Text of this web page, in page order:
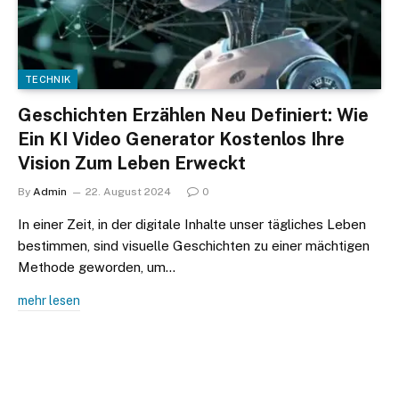
TECHNIK
Geschichten Erzählen Neu Definiert: Wie
Ein KI Video Generator Kostenlos Ihre
Vision Zum Leben Erweckt
By Admin 22. August 2024 0
In einer Zeit, in der digitale Inhalte unser tägliches Leben
bestimmen, sind visuelle Geschichten zu einer mächtigen
Methode geworden, um…
mehr lesen